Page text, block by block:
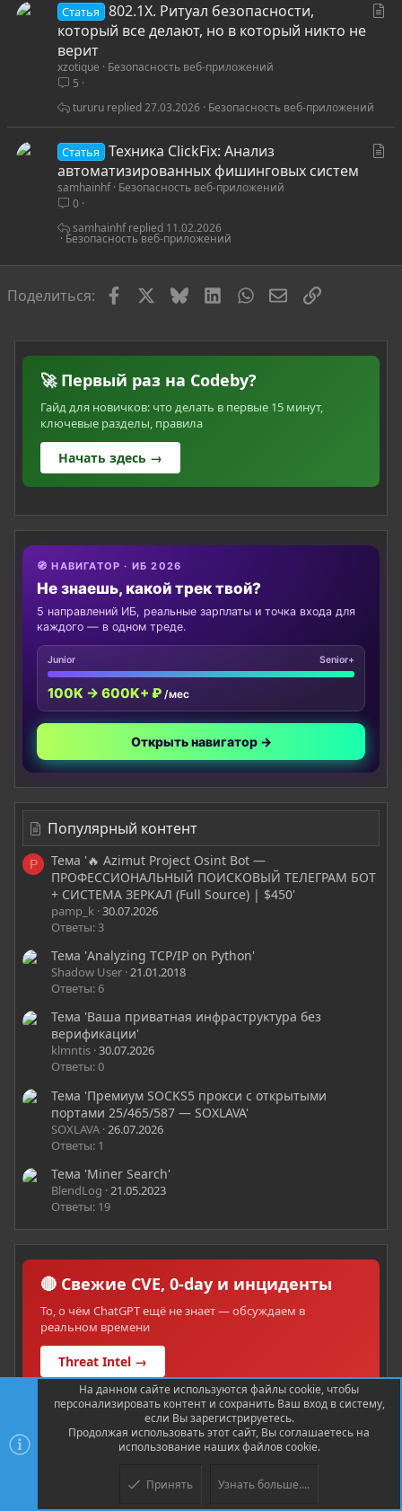
Статья
802.1X. Ритуал безопасности,
который все делают, но в который никто не
верит
xzotique
Безопасность веб-приложений
5
Безопасность веб-приложений
27.03.2026
tururu
Статья
Техника ClickFix: Анализ
автоматизированных фишинговых систем
samhainhf Безопасность веб-приложений
0
Безопасность веб-приложений
11.02.2026
samhainhf
Поделиться: FacebookBlueskyLinkedInWhatsAppЭлектронная
Ссылка
🚀 Первый раз на Codeby?
Гайд для новичков: что делать в первые 15 минут,
ключевые разделы, правила
Начать здесь →
🧭 НАВИГАТОР · ИБ 2026
Не знаешь, какой трек твой?
5 направлений ИБ, реальные зарплаты и точка входа для
каждого — в одном треде.
Junior Senior+
100K → 600K+ ₽ /мес
Открыть навигатор →
Популярный контент
P
Тема '🔥 Azimut Project Osint Bot —
ПРОФЕССИОНАЛЬНЫЙ ПОИСКОВЫЙ ТЕЛЕГРАМ БОТ
+ СИСТЕМА ЗЕРКАЛ (Full Source) | $450'
pamp_k 30.07.2026
Ответы: 3
Тема 'Analyzing TCP/IP on Python'
Shadow User 21.01.2018
Ответы: 6
Тема 'Ваша приватная инфраструктура без
верификации'
klmntis 30.07.2026
Ответы: 0
Тема 'Премиум SOCKS5 прокси с открытыми
портами 25/465/587 — SOXLAVA'
SOXLAVA 26.07.2026
Ответы: 1
Тема 'Miner Search'
BlendLog 21.05.2023
Ответы: 19
🔴 Свежие CVE, 0-day и инциденты
То, о чём ChatGPT ещё не знает — обсуждаем в
реальном времени
Threat Intel →
На данном сайте используются файлы cookie, чтобы
персонализировать контент и сохранить Ваш вход в систему,
если Вы зарегистрируетесь.
Продолжая использовать этот сайт, Вы соглашаетесь на
использование наших файлов cookie.
Принять Узнать больше....